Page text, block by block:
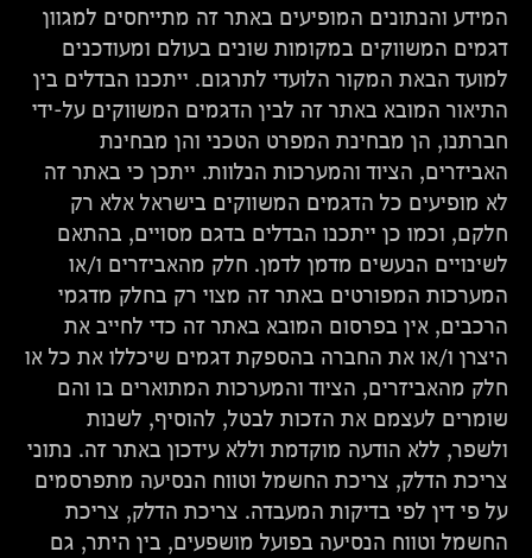
המידע והנתונים המופיעים באתר זה מתייחסים למגוון
דגמים המשווקים במקומות שונים בעולם ומעודכנים
למועד הבאת המקור הלועדי לתרגום. ייתכנו הבדלים בין
התיאור המובא באתר זה לבין הדגמים המשווקים על-ידי
חברתנו, הן מבחינת המפרט הטכני והן מבחינת
האביזרים, הציוד והמערכות הנלוות. ייתכן כי באתר זה
לא מופיעים כל הדגמים המשווקים בישראל אלא רק
חלקם, וכמו כן ייתכנו הבדלים בדגם מסויים, בהתאם
לשינויים הנעשים מדמן לדמן. חלק מהאביזרים ו/או
המערכות המפורטים באתר זה מצוי רק בחלק מדגמי
הרכבים, אין בפרסום המובא באתר זה כדי לחייב את
היצרן ו/או את החברה בהספקת דגמים שיכללו את כל או
חלק מהאביזרים, הציוד והמערכות המתוארים בו והם
שומרים לעצמם את הזכות לבטל, להוסיף, לשנות
ולשפר, ללא הודעה מוקדמת וללא עידכון באתר זה. נתוני
צריכת הדלק, צריכת החשמל וטווח הנסיעה מתפרסמים
על פי דין לפי בדיקות המעבדה. צריכת הדלק, צריכת
החשמל וטווח הנסיעה בפועל מושפעים, בין היתר, גם